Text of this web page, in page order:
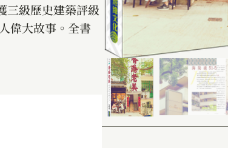
三級歷史建築評級
偉大故事。全書